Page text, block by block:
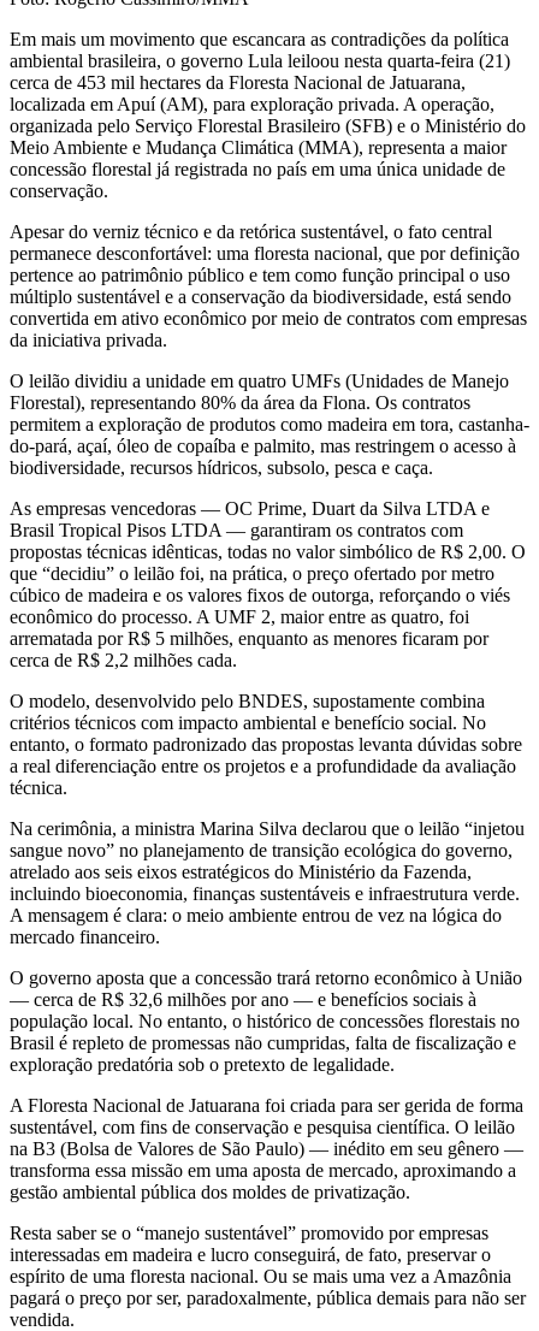
Em mais um movimento que escancara as contradições da política
ambiental brasileira, o governo Lula leiloou nesta quarta-feira (21)
cerca de 453 mil hectares da Floresta Nacional de Jatuarana,
localizada em Apuí (AM), para exploração privada. A operação,
organizada pelo Serviço Florestal Brasileiro (SFB) e o Ministério do
Meio Ambiente e Mudança Climática (MMA), representa a maior
concessão florestal já registrada no país em uma única unidade de
conservação.
Apesar do verniz técnico e da retórica sustentável, o fato central
permanece desconfortável: uma floresta nacional, que por definição
pertence ao patrimônio público e tem como função principal o uso
múltiplo sustentável e a conservação da biodiversidade, está sendo
convertida em ativo econômico por meio de contratos com empresas
da iniciativa privada.
O leilão dividiu a unidade em quatro UMFs (Unidades de Manejo
Florestal), representando 80% da área da Flona. Os contratos
permitem a exploração de produtos como madeira em tora, castanha-
do-pará, açaí, óleo de copaíba e palmito, mas restringem o acesso à
biodiversidade, recursos hídricos, subsolo, pesca e caça.
As empresas vencedoras — OC Prime, Duart da Silva LTDA e
Brasil Tropical Pisos LTDA — garantiram os contratos com
propostas técnicas idênticas, todas no valor simbólico de R$ 2,00. O
que “decidiu” o leilão foi, na prática, o preço ofertado por metro
cúbico de madeira e os valores fixos de outorga, reforçando o viés
econômico do processo. A UMF 2, maior entre as quatro, foi
arrematada por R$ 5 milhões, enquanto as menores ficaram por
cerca de R$ 2,2 milhões cada.
O modelo, desenvolvido pelo BNDES, supostamente combina
critérios técnicos com impacto ambiental e benefício social. No
entanto, o formato padronizado das propostas levanta dúvidas sobre
a real diferenciação entre os projetos e a profundidade da avaliação
técnica.
Na cerimônia, a ministra Marina Silva declarou que o leilão “injetou
sangue novo” no planejamento de transição ecológica do governo,
atrelado aos seis eixos estratégicos do Ministério da Fazenda,
incluindo bioeconomia, finanças sustentáveis e infraestrutura verde.
A mensagem é clara: o meio ambiente entrou de vez na lógica do
mercado financeiro.
O governo aposta que a concessão trará retorno econômico à União
— cerca de R$ 32,6 milhões por ano — e benefícios sociais à
população local. No entanto, o histórico de concessões florestais no
Brasil é repleto de promessas não cumpridas, falta de fiscalização e
exploração predatória sob o pretexto de legalidade.
A Floresta Nacional de Jatuarana foi criada para ser gerida de forma
sustentável, com fins de conservação e pesquisa científica. O leilão
na B3 (Bolsa de Valores de São Paulo) — inédito em seu gênero —
transforma essa missão em uma aposta de mercado, aproximando a
gestão ambiental pública dos moldes de privatização.
Resta saber se o “manejo sustentável” promovido por empresas
interessadas em madeira e lucro conseguirá, de fato, preservar o
espírito de uma floresta nacional. Ou se mais uma vez a Amazônia
pagará o preço por ser, paradoxalmente, pública demais para não ser
vendida.